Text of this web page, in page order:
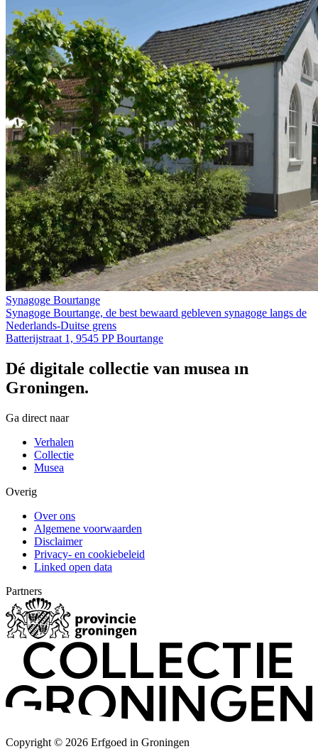
Synagoge Bourtange
Synagoge Bourtange, de best bewaard gebleven synagoge langs de
Nederlands-Duitse grens
Batterijstraat 1, 9545 PP Bourtange
Dé digitale collectie van musea in
Groningen.
Ga direct naar
Verhalen
Collectie
Musea
Overig
Over ons
Algemene voorwaarden
Disclaimer
Privacy- en cookiebeleid
Linked open data
Partners
Copyright © 2026 Erfgoed in Groningen